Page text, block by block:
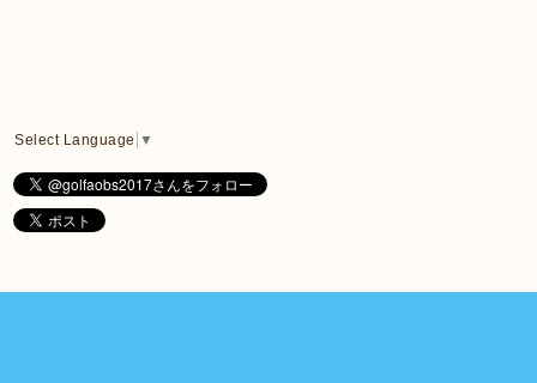
Select Language ▼